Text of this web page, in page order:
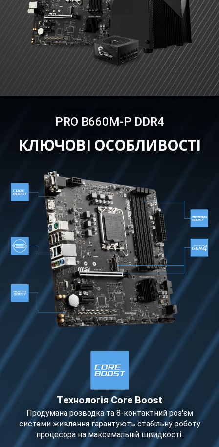
PRO B660M-P DDR4
КЛЮЧОВІ ОСОБЛИВОСТІ
Технологія Core Boost
Продумана розводка та 8-контактний роз'єм
системи живлення гарантують стабільну роботу
процесора на максимальній швидкості.